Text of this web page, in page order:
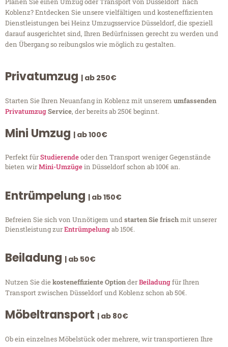
Koblenz? Entdecken Sie unsere vielfältigen und kosteneffizienten
Dienstleistungen bei Heinz Umzugsservice Düsseldorf, die speziell
darauf ausgerichtet sind, Ihren Bedürfnissen gerecht zu werden und
den Übergang so reibungslos wie möglich zu gestalten.
Privatumzug | ab 250€
Starten Sie Ihren Neuanfang in Koblenz mit unserem umfassenden
PrivatumzugService, der bereits ab 250€ beginnt.
Mini Umzug | ab 100€
Perfekt fürStudierendeoder den Transport weniger Gegenstände
bieten wirMini-Umzügein Düsseldorf schon ab 100€ an.
Entrümpelung | ab 150€
Befreien Sie sich von Unnötigem undstarten Sie frischmit unserer
Dienstleistung zurEntrümpelungab 150€.
Beiladung | ab 50€
Nutzen Sie diekosteneffiziente OptionderBeiladungfür Ihren
Transport zwischen Düsseldorf und Koblenz schon ab 50€.
Möbeltransport | ab 80€
Ob ein einzelnes Möbelstück oder mehrere, wir transportieren Ihre